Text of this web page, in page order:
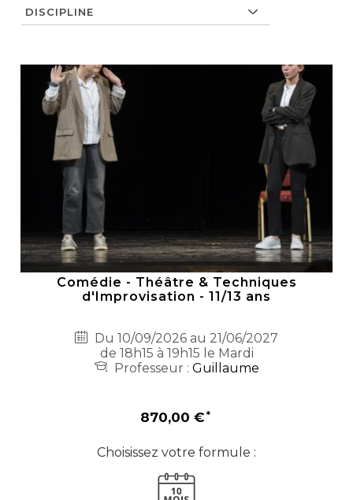
Comédie - Théâtre & Techniques
d'Improvisation - 11/13 ans
Du 10/09/2026 au 21/06/2027
de 18h15 à 19h15 le Mardi
Professeur : Guillaume
870,00 €
Choisissez votre formule :